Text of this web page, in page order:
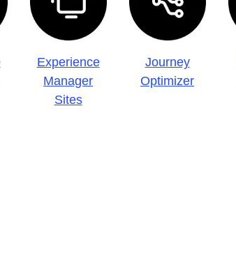
Experience
Manager
Sites
Journey
Optimizer